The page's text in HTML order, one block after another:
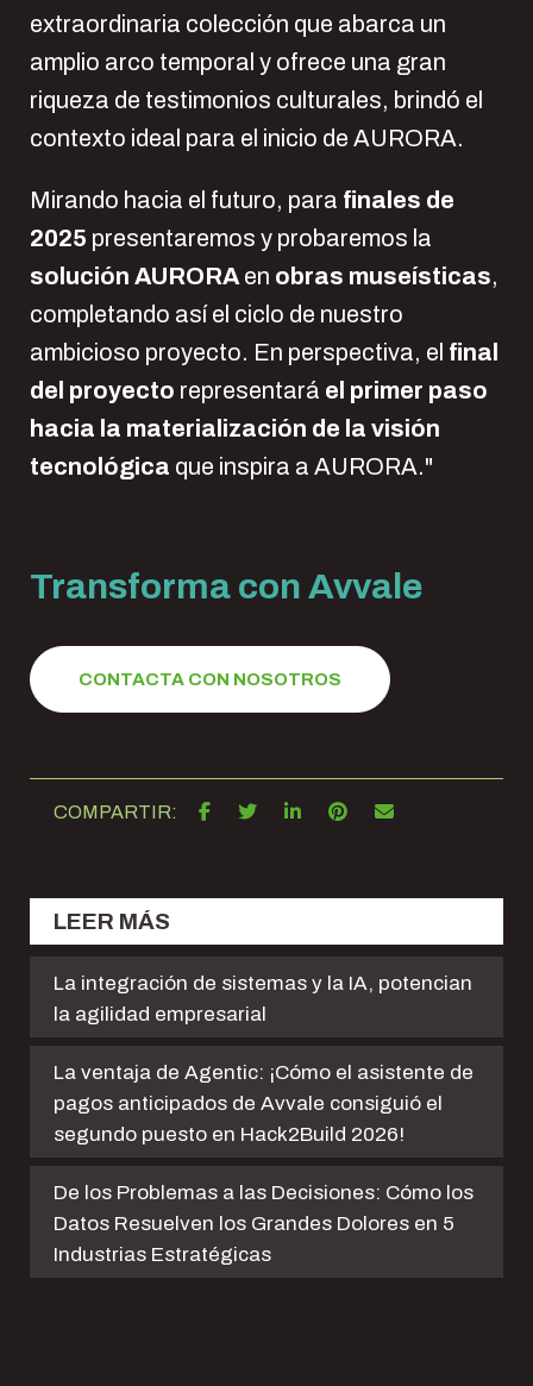
extraordinaria colección que abarca un
amplio arco temporal y ofrece una gran
riqueza de testimonios culturales, brindó el
contexto ideal para el inicio de AURORA.
Mirando hacia el futuro, para finales de
2025 presentaremos y probaremos la
solución AURORA en obras museísticas,
completando así el ciclo de nuestro
ambicioso proyecto. En perspectiva, el final
del proyecto representará el primer paso
hacia la materialización de la visión
tecnológica que inspira a AURORA."
Transforma con Avvale
CONTACTA CON NOSOTROS
COMPARTIR:
LEER MÁS
La integración de sistemas y la IA, potencian
la agilidad empresarial
La ventaja de Agentic: ¡Cómo el asistente de
pagos anticipados de Avvale consiguió el
segundo puesto en Hack2Build 2026!
De los Problemas a las Decisiones: Cómo los
Datos Resuelven los Grandes Dolores en 5
Industrias Estratégicas